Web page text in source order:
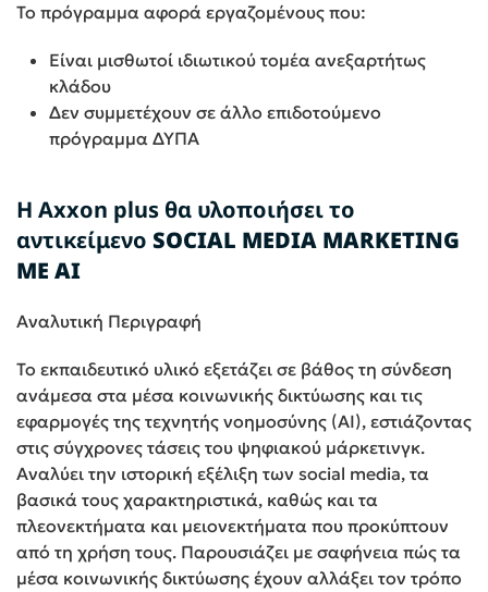
Το πρόγραμμα αφορά εργαζομένους που:
Είναι μισθωτοί ιδιωτικού τομέα ανεξαρτήτως
κλάδου
Δεν συμμετέχουν σε άλλο επιδοτούμενο
πρόγραμμα ΔΥΠΑ
Η Axxon plus θα υλοποιήσει το
αντικείμενο SOCIAL MEDIA MARKETING
ME AI
Αναλυτική Περιγραφή
Το εκπαιδευτικό υλικό εξετάζει σε βάθος τη σύνδεση
ανάμεσα στα μέσα κοινωνικής δικτύωσης και τις
εφαρμογές της τεχνητής νοημοσύνης (AI), εστιάζοντας
στις σύγχρονες τάσεις του ψηφιακού μάρκετινγκ.
Αναλύει την ιστορική εξέλιξη των social media, τα
βασικά τους χαρακτηριστικά, καθώς και τα
πλεονεκτήματα και μειονεκτήματα που προκύπτουν
από τη χρήση τους. Παρουσιάζει με σαφήνεια πώς τα
μέσα κοινωνικής δικτύωσης έχουν αλλάξει τον τρόπο